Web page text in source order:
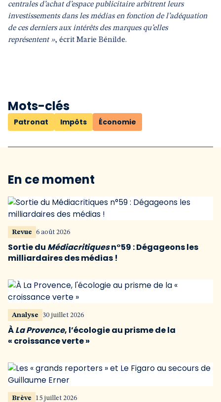
centrales d’achat d’espace publicitaire arbitrent leurs
investissements dans les médias en fonction de l’adéquation
de ces derniers aux intérêts des marques qu’elles
représentent », écrit Marie Bénilde.
Mots-clés
Patronat Impôts Économie
En ce moment
Revue 6 août 2026
Sortie du Médiacritiquesn°59 : Dégageons les
milliardaires des médias !
Analyse 30 juillet 2026
ÀLa Provence, l’écologie au prisme de la
« croissance verte »
Brève 15 juillet 2026